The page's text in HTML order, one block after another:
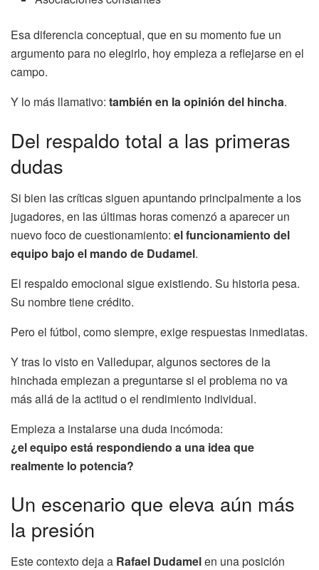
Esa diferencia conceptual, que en su momento fue un
argumento para no elegirlo, hoy empieza a reflejarse en el
campo.
Y lo más llamativo: también en la opinión del hincha.
Del respaldo total a las primeras
dudas
Si bien las críticas siguen apuntando principalmente a los
jugadores, en las últimas horas comenzó a aparecer un
nuevo foco de cuestionamiento: el funcionamiento del
equipo bajo el mando de Dudamel.
El respaldo emocional sigue existiendo. Su historia pesa.
Su nombre tiene crédito.
Pero el fútbol, como siempre, exige respuestas inmediatas.
Y tras lo visto en Valledupar, algunos sectores de la
hinchada empiezan a preguntarse si el problema no va
más allá de la actitud o el rendimiento individual.
Empieza a instalarse una duda incómoda:
¿el equipo está respondiendo a una idea que
realmente lo potencia?
Un escenario que eleva aún más
la presión
Este contexto deja a Rafael Dudamelen una posición